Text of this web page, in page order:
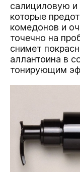
салициловую
которые
комедонов и
точечно на
снимет
аллантоина в
тонирующим